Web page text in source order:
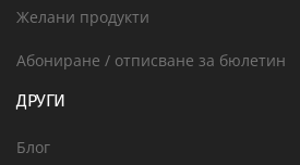
Желани продукти
Абониране / отписване за бюлетин
ДРУГИ
Блог